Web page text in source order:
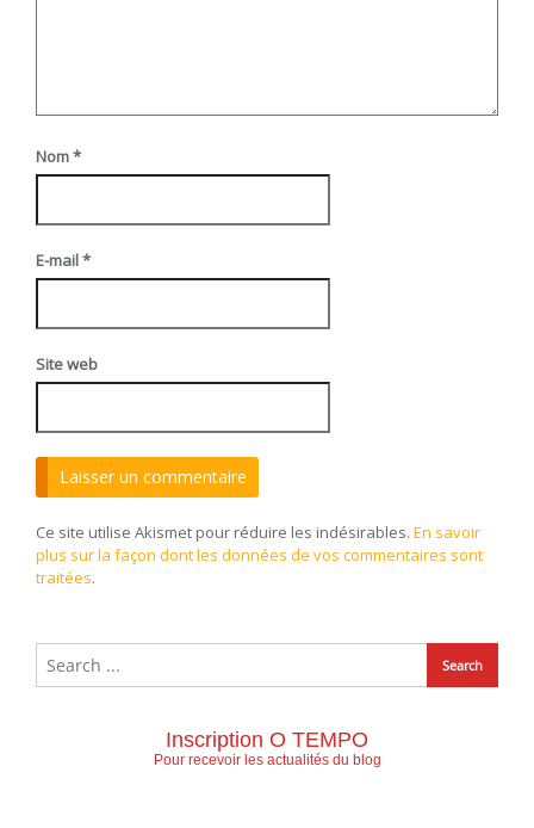
Nom*
E-mail*
Site web
Ce site utilise Akismet pour réduire les indésirables. En savoir
plus sur la façon dont les données de vos commentaires sont
traitées.
Inscription O TEMPO
Pour recevoir les actualités du blog